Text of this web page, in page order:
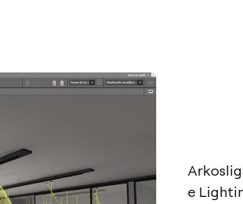
e